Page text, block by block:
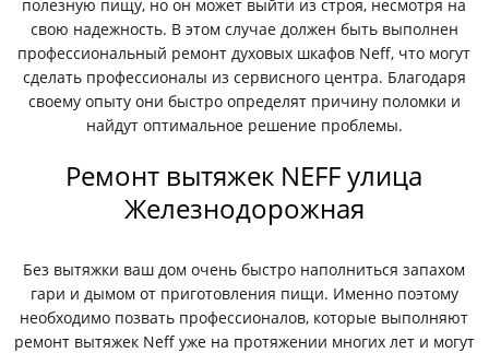
полезную пищу, но он может выйти из строя, несмотря на
свою надежность. В этом случае должен быть выполнен
профессиональный ремонт духовых шкафов Neff, что могут
сделать профессионалы из сервисного центра. Благодаря
своему опыту они быстро определят причину поломки и
найдут оптимальное решение проблемы.
Ремонт вытяжек NEFF улица
Железнодорожная
Без вытяжки ваш дом очень быстро наполниться запахом
гари и дымом от приготовления пищи. Именно поэтому
необходимо позвать профессионалов, которые выполняют
ремонт вытяжек Neff уже на протяжении многих лет и могут